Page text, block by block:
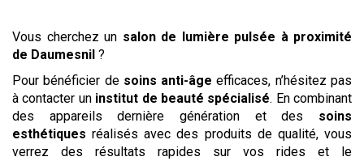
Vous cherchez un salon de lumière pulsée à proximité
de Daumesnil ?
Pour bénéficier de soins anti-âge efficaces, n’hésitez pas
à contacter un institut de beauté spécialisé. En combinant
des appareils dernière génération et des soins
esthétiques réalisés avec des produits de qualité, vous
verrez des résultats rapides sur vos rides et le